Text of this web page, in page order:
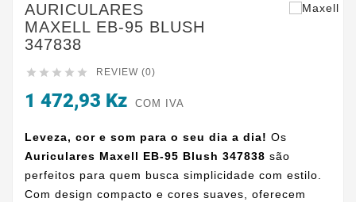
AURICULARES
MAXELL EB-95 BLUSH
347838
     REVIEW (0)
1 472,93 Kz COM IVA
Leveza, cor e som para o seu dia a dia! Os
Auriculares Maxell EB-95 Blush 347838 são
perfeitos para quem busca simplicidade com estilo.
Com design compacto e cores suaves, oferecem